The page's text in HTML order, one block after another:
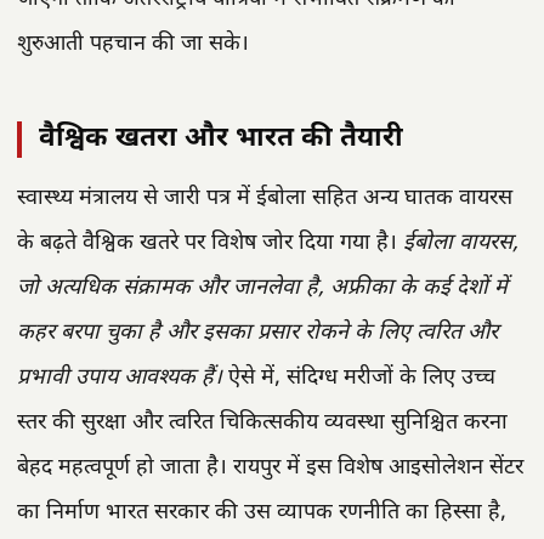
शुरुआती पहचान की जा सके।
वैश्विक खतरा और भारत की तैयारी
स्वास्थ्य मंत्रालय से जारी पत्र में ईबोला सहित अन्य घातक वायरस
के बढ़ते वैश्विक खतरे पर विशेष जोर दिया गया है। ईबोला वायरस,
जो अत्यधिक संक्रामक और जानलेवा है, अफ्रीका के कई देशों में
कहर बरपा चुका है और इसका प्रसार रोकने के लिए त्वरित और
प्रभावी उपाय आवश्यक हैं।ऐसे में, संदिग्ध मरीजों के लिए उच्च
स्तर की सुरक्षा और त्वरित चिकित्सकीय व्यवस्था सुनिश्चित करना
बेहद महत्वपूर्ण हो जाता है। रायपुर में इस विशेष आइसोलेशन सेंटर
का निर्माण भारत सरकार की उस व्यापक रणनीति का हिस्सा है,